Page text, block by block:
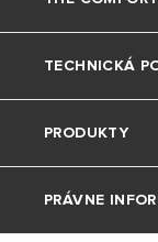
Kto sme
Skupina
Pobočky
Referencie
Triky a tipy
Bývanie
Životné
TECHNICKÁ
Kontaktujte
Návody k
PRODUKTY
Elektrické
PRÁVNE